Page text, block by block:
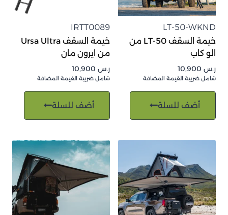
LT-50-WKND
خيمة السقف LT-50 من
الو كاب
ر.س
شامل ضريبة القيمة المضافة
أضف للسلة
IRTT0089
خيمة السقف Ursa Ultra
من ايرون مان
ر.س
شامل ضريبة القيمة المضافة
أضف للسلة